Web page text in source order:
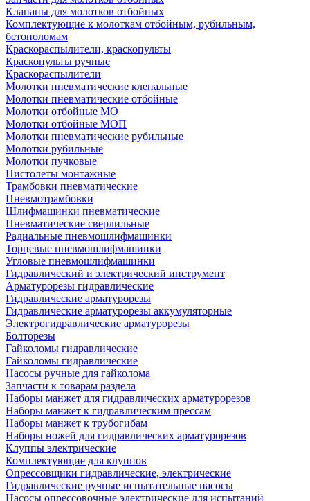
Клапаны для молотков отбойных
Комплектующие к молоткам отбойным, рубильным,
бетоноломам
Краскораспылители, краскопульты
Краскопульты ручные
Краскораспылители
Молотки пневматические клепальные
Молотки пневматические отбойные
Молотки отбойные МО
Молотки отбойные МОП
Молотки пневматические рубильные
Молотки рубильные
Молотки пучковые
Пистолеты монтажные
Трамбовки пневматические
Пневмотрамбовки
Шлифмашинки пневматические
Пневматические сверлильные
Радиальные пневмошлифмашинки
Торцевые пневмошлифмашинки
Угловые пневмошлифмашинки
Гидравлический и электрический инструмент
Арматурорезы гидравлические
Гидравлические арматурорезы
Гидравлические арматурорезы аккумуляторные
Электрогидравлические арматурорезы
Болторезы
Гайколомы гидравлические
Гайколомы гидравлические
Насосы ручные для гайколома
Запчасти к товарам раздела
Наборы манжет для гидравлических арматурорезов
Наборы манжет к гидравлическим прессам
Наборы манжет к трубогибам
Наборы ножей для гидравлических арматурорезов
Клуппы электрические
Комплектующие для клуппов
Опрессовщики гидравлические, электрические
Гидравлические ручные испытательные насосы
Насосы опрессовочные электрические для испытаний